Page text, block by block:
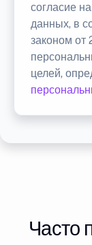
согласие
данных, в
законом
целей,
Часто